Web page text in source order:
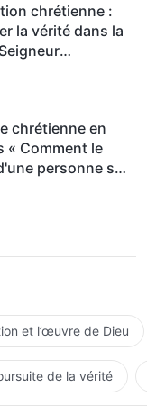
chrétienne :
la vérité dans la
chrétienne en
« Comment le
personne se
et l’œuvre de Dieu
de la vérité